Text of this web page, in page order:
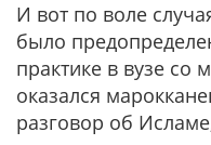
И вот по воле
было
практике в вузе со
оказался
разговор об